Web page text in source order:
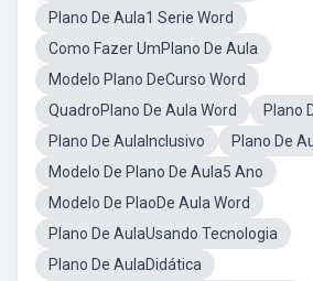
Plano De Aula1 Serie Word
Como Fazer UmPlano De Aula
Modelo Plano DeCurso Word
QuadroPlano De Aula Word
Plano
Plano De AulaInclusivo
Plano De
Modelo De Plano De Aula5 Ano
Modelo De PlaoDe Aula Word
Plano De AulaUsando Tecnologia
Plano De AulaDidática